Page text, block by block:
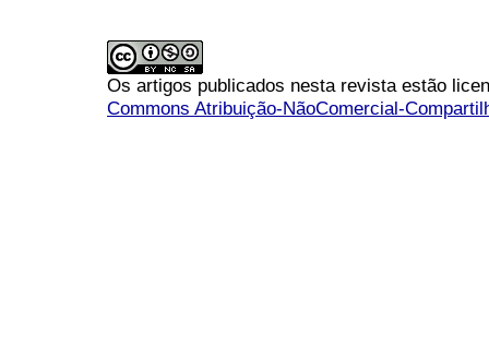
Os artigos publicados nesta revista estão
Commons Atribuição-NãoComercial-